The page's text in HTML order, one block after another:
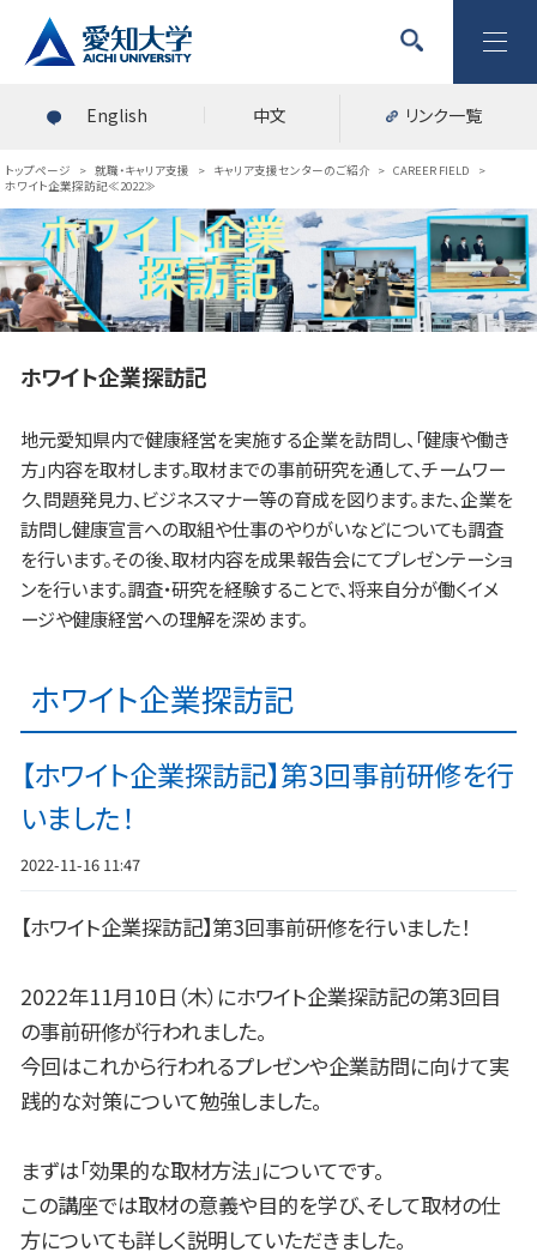
English 中文 リンク一覧
トップページ > 就職・キャリア支援 > キャリア支援センターのご紹介 > CAREER FIELD
>
ホワイト企業探訪記≪2022≫
ホワイト企業探訪記
地元愛知県内で健康経営を実施する企業を訪問し、「健康や働き
方」内容を取材します。取材までの事前研究を通して、チームワー
ク、問題発見力、ビジネスマナー等の育成を図ります。また、企業を
訪問し健康宣言への取組や仕事のやりがいなどについても調査
を行います。その後、取材内容を成果報告会にてプレゼンテーショ
ンを行います。調査・研究を経験することで、将来自分が働くイメ
ージや健康経営への理解を深めます。
ホワイト企業探訪記
【ホワイト企業探訪記】第3回事前研修を行
いました！
2022-11-16 11:47
【ホワイト企業探訪記】第3回事前研修を行いました！
2022年11月10日（木）にホワイト企業探訪記の第3回目
の事前研修が行われました。
今回はこれから行われるプレゼンや企業訪問に向けて実
践的な対策について勉強しました。
まずは「効果的な取材方法」についてです。
この講座では取材の意義や目的を学び、そして取材の仕
方についても詳しく説明していただきました。